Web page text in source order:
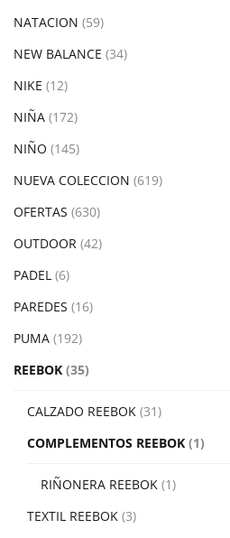
NATACION (59)
NEW BALANCE (34)
NIKE (12)
NIÑA (172)
NIÑO (145)
NUEVA COLECCION (619)
OFERTAS (630)
OUTDOOR (42)
PADEL (6)
PAREDES (16)
PUMA (192)
REEBOK (35)
CALZADO REEBOK (31)
COMPLEMENTOS REEBOK (1)
RIÑONERA REEBOK (1)
TEXTIL REEBOK (3)